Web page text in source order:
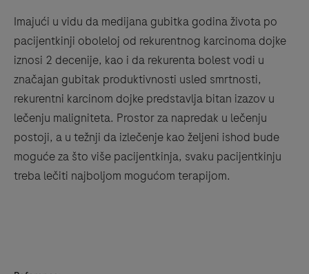
Imajući u vidu da medijana gubitka godina života po
pacijentkinji oboleloj od rekurentnog karcinoma dojke
iznosi 2 decenije, kao i da rekurenta bolest vodi u
značajan gubitak produktivnosti usled smrtnosti,
rekurentni karcinom dojke predstavlja bitan izazov u
lečenju maligniteta. Prostor za napredak u lečenju
postoji, a u težnji da izlečenje kao željeni ishod bude
moguće za što više pacijentkinja, svaku pacijentkinju
treba lečiti najboljom mogućom terapijom.